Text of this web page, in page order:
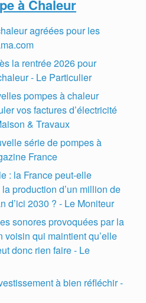
à Chaleur
agréées pour les
la rentrée 2026 pour
- Le Particulier
pompes à chaleur
vos factures d’électricité
& Travaux
série de pompes à
France
: la France peut-elle
production d’un million de
d’ici 2030 ? - Le Moniteur
sonores provoquées par la
voisin qui maintient qu’elle
donc rien faire - Le
à bien réfléchir -